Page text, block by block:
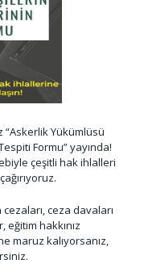
“Askerlik Yükümlüsü
Formu” yayında!
çeşitli hak ihlalleri
ceza davaları
eğitim hakkınız
maruz kalıyorsanız,